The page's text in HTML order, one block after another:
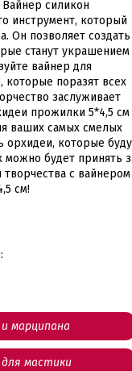
Вайнер силикон
инструмент, который
Он позволяет создать
станут украшением
вайнер для
которые поразят всех
заслуживает
прожилки 5*4,5 см
ваших самых смелых
которые
можно будет принять
с вайнером
см!
марципана
мастики